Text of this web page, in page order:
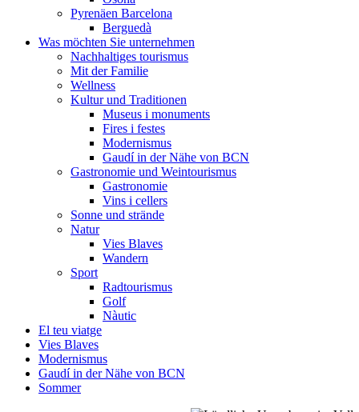
Pyrenäen Barcelona
Berguedà
Was möchten Sie unternehmen
Nachhaltiges tourismus
Mit der Familie
Wellness
Kultur und Traditionen
Museus i monuments
Fires i festes
Modernismus
Gaudí in der Nähe von BCN
Gastronomie und Weintourismus
Gastronomie
Vins i cellers
Sonne und strände
Natur
Vies Blaves
Wandern
Sport
Radtourismus
Golf
Nàutic
El teu viatge
Vies Blaves
Modernismus
Gaudí in der Nähe von BCN
Sommer